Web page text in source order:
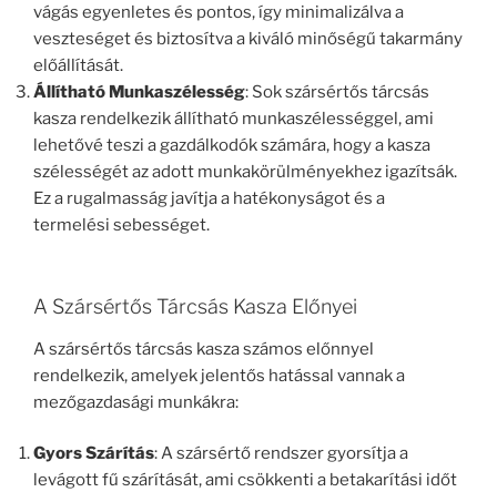
vágás egyenletes és pontos, így minimalizálva a
veszteséget és biztosítva a kiváló minőségű takarmány
előállítását.
Állítható Munkaszélesség: Sok szársértős tárcsás
kasza rendelkezik állítható munkaszélességgel, ami
lehetővé teszi a gazdálkodók számára, hogy a kasza
szélességét az adott munkakörülményekhez igazítsák.
Ez a rugalmasság javítja a hatékonyságot és a
termelési sebességet.
A Szársértős Tárcsás Kasza Előnyei
A szársértős tárcsás kasza számos előnnyel
rendelkezik, amelyek jelentős hatással vannak a
mezőgazdasági munkákra:
Gyors Szárítás: A szársértő rendszer gyorsítja a
levágott fű szárítását, ami csökkenti a betakarítási időt